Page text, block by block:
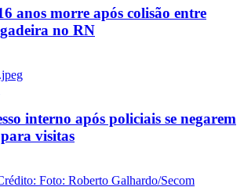
anos morre após colisão entre
no RN
interno após policiais se negarem
visitas